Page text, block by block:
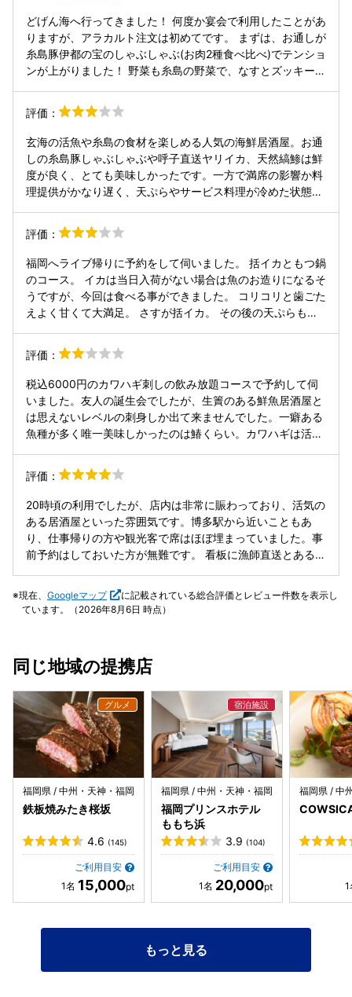
どげん海へ行ってきました！ 何度か宴会で利用したことがあ
りますが、アラカルト注文は初めてです。 まずは、お通しが
糸島豚伊都の宝のしゃぶしゃぶ(お肉2種食べ比べ)でテンショ
ンが上がりました！ 野菜も糸島の野菜で、なすとズッキーニ
見た目は海鮮丼ですが、海鮮サラダです。わさびドレッシン
グが香りが良くすごく美味しかったです。 博多海宝鉢は、ア
ワビ、サザエ、大トロなど一人前を注文しましたが、ものす
ごい種類のお刺身で、めちゃくちゃ豪華でした。 海苔塩を自
分ですり鉢ですって刺身にかけて食べると最高でした！ 壱岐
のメニューがあって、壱州とうふは硬めですごく良いつまみ
たです。 次回は、イカと鶏メニューを食べてみます。
評価：
玄海の活魚や糸島の食材を楽しめる人気の海鮮居酒屋。お通
しの糸島豚しゃぶしゃぶや呼子直送ヤリイカ、天然縞鯵は鮮
度が良く、とても美味しかったです。一方で満席の影響か料
理提供がかなり遅く、天ぷらやサービス料理が冷めた状態だ
違いないので、オペレーションが改善されればさらに満足度
が高まると思います
評価：
福岡へライブ帰りに予約をして伺いました。 括イカともつ鍋
のコース。 イカは当日入荷がない場合は魚のお造りになるそ
うですが、今回は食べる事ができました。 コリコリと歯ごた
えよく甘くて大満足。 さすが括イカ。 その後の天ぷらも、
レベルです。 もつ鍋は、丸腸？ とってもふっくら濃厚なも
つで量も多く食べ応えあり。 スタッフに関しては、赤服の方
が愛想悪く、鍋なども「もつ鍋です」…それだけ。 コンロに
置いて行かれましたが… これ、もつ鍋作った事ない人は、ど
れくらい煮たら食べれるか分かりませんよ？ 私は普段から作
っているので分かりますが、あえて聞いてみると、10分くら
いだそうです。 ですが、10分経っても沸騰しません。 ガス
気になりました。 ただ、帰りにペイ払いを教わっておられた
っかく料理が美味しいのですから、スタッフの皆さんが愛想
良いと、もっと料理が美味しくなると思います。
評価：
税込6000円のカワハギ刺しの飲み放題コースで予約して伺
いました。友人の誕生会でしたが、生簀のある鮮魚居酒屋と
は思えないレベルの刺身しか出て来ませんでした。一癖ある
魚種が多く唯一美味しかったのは鰆くらい。カワハギは活造
汁は許容範囲だった。 1730の予約なのに、18時からは厨
房、フロア共にスタッフが足りてないのかバタバタで、物価
高騰の中、6000円税込では致し方ないと諦めて、時間より
早く退出しました。 品数減らして一品の質を上げたが良いの
では？と言う感じで全てにおいて満足感がないコースでし
た。 コースではなく、一品料理なら美味しいのかも知れませ
んが、再来店はまずないお店でした。
評価：
20時頃の利用でしたが、店内は非常に賑わっており、活気の
ある居酒屋といった雰囲気です。博多駅から近いこともあ
り、仕事帰りの方や観光客で席はほぼ埋まっていました。事
前予約はしておいた方が無難です。 看板に漁師直送とある通
おり、独特の食感が楽しめました。後からゲソを加工してく
れるのも良い点です。盛り付けも丁寧で、視覚的にも満足度
感じるかもしれません。 専用駐車場はありませんが、周囲に
らしい活気を楽しみながら飲みたい時には丁度いいお店で
す。
現在、 Googleマップ
に記載されている総合評価とレビュー件数を表示し
ています。（2026年8月6日 時点）
同じ地域の提携店
福岡県 / 中州・天神・福岡
鉄板焼みたき桜坂
4.6 (145)
ご利用目安
15,000
福岡県 / 中州・天神・福岡
福岡プリンスホテル
ももち浜
3.9 (104)
ご利用目安
20,000
福岡県 / 中
もっと見る